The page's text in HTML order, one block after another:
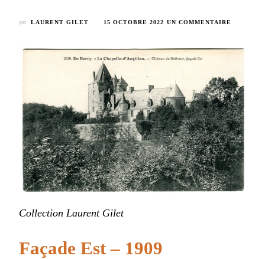
par LAURENT GILET 15 OCTOBRE 2022 UN COMMENTAIRE
EST
Collection Laurent Gilet
Façade Est – 1909